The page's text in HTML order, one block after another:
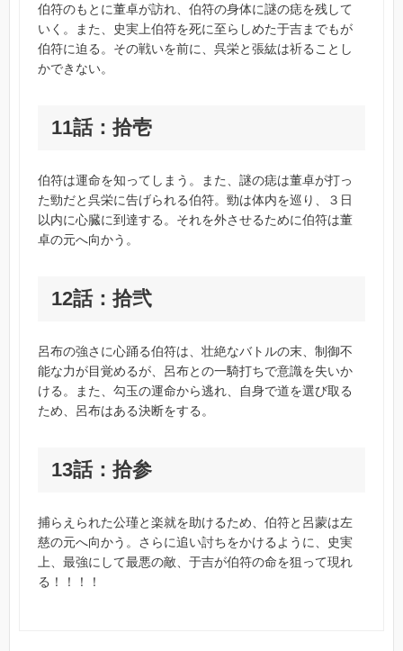
伯符のもとに董卓が訪れ、伯符の身体に謎の痣を残して
いく。また、史実上伯符を死に至らしめた于吉までもが
伯符に迫る。その戦いを前に、呉栄と張紘は祈ることし
かできない。
11話：拾壱
伯符は運命を知ってしまう。また、謎の痣は董卓が打っ
た勁だと呉栄に告げられる伯符。勁は体内を巡り、３日
以内に心臓に到達する。それを外させるために伯符は董
卓の元へ向かう。
12話：拾弐
呂布の強さに心踊る伯符は、壮絶なバトルの末、制御不
能な力が目覚めるが、呂布との一騎打ちで意識を失いか
ける。また、勾玉の運命から逃れ、自身で道を選び取る
ため、呂布はある決断をする。
13話：拾参
捕らえられた公瑾と楽就を助けるため、伯符と呂蒙は左
慈の元へ向かう。さらに追い討ちをかけるように、史実
上、最強にして最悪の敵、于吉が伯符の命を狙って現れ
る！！！！